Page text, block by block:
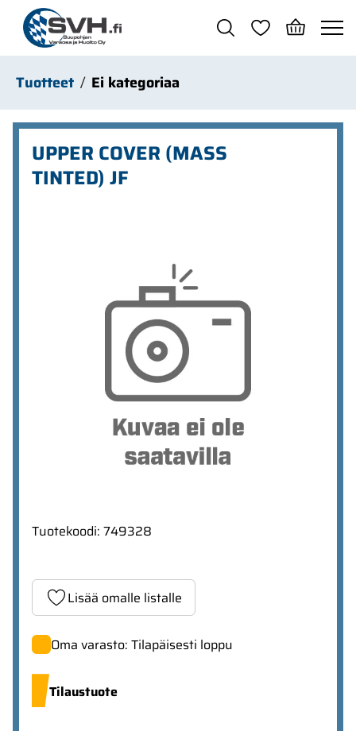
Siirry pääsisältöön
Tuotteet Ei kategoriaa
UPPER COVER (MASS
TINTED) JF
Tuotekoodi: 749328
Lisää omalle listalle
Oma varasto: Tilapäisesti loppu
Tilaustuote